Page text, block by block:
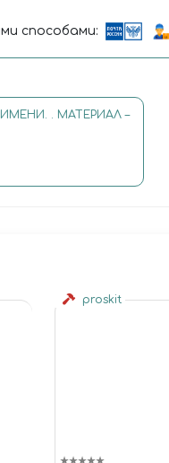
способами:
. МАТЕРИАЛ –
proskit